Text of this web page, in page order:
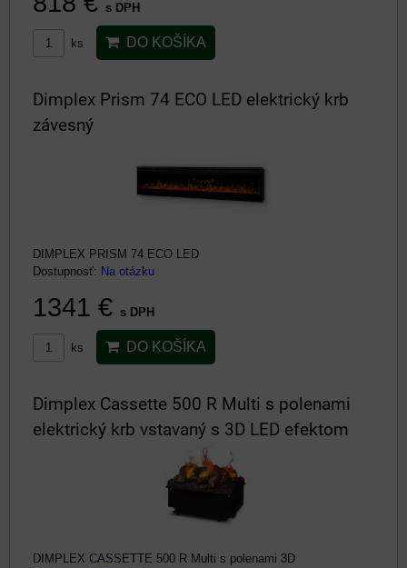
s DPH
ks DO KOŠÍKA
Dimplex Prism 74 ECO LED elektrický krb
závesný
DIMPLEX PRISM 74 ECO LED
Dostupnosť: Na otázku
1341 € s DPH
ks DO KOŠÍKA
Dimplex Cassette 500 R Multi s polenami
elektrický krb vstavaný s 3D LED efektom
DIMPLEX CASSETTE 500 R Multi s polenami 3D